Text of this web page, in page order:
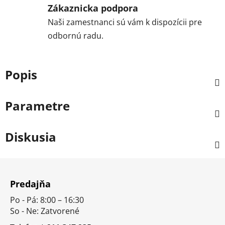
Zákaznicka podpora
Naši zamestnanci sú vám k dispozícii pre
odbornú radu.
Popis
Parametre
Diskusia
Predajňa
Po - Pá: 8:00 – 16:30
So - Ne: Zatvorené